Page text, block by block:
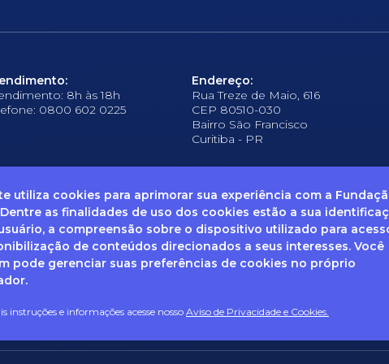
utiliza cookies para aprimorar sua experiência com a
Dentre as finalidades de uso dos cookies estão a sua
a compreensão sobre o dispositivo utilizado para
de conteúdos direcionados a seus interesses. Você
pode gerenciar suas preferências de cookies no próprio
instruções e informações acesse nosso Aviso de Privacidade e Cookies.
8h às 18h
0800 602 0225
Endereço:
Rua Treze de Maio, 616
CEP 80510-030
Bairro São Francisco
Curitiba - PR
Ouvidoria Canal de Denúncias Solicitação de informações Documentos
dúvidas sobre Privacidade de Dados e LGPD, entre em
dpo@fcopel.org.br